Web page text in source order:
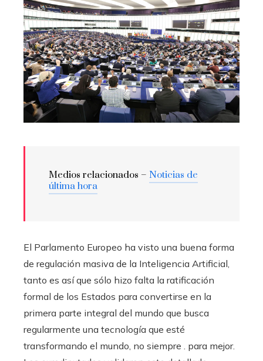
Medios relacionados – Noticias de
última hora
El Parlamento Europeo ha visto una buena forma
de regulación masiva de la Inteligencia Artificial,
tanto es así que sólo hizo falta la ratificación
formal de los Estados para convertirse en la
primera parte integral del mundo que busca
regularmente una tecnología que esté
transformando el mundo, no siempre . para mejor.